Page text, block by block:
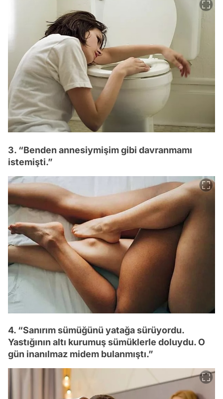
3. “Benden annesiymişim gibi davranmamı
istemişti.”
4. “Sanırım sümüğünü yatağa sürüyordu.
Yastığının altı kurumuş sümüklerle doluydu. O
gün inanılmaz midem bulanmıştı.”